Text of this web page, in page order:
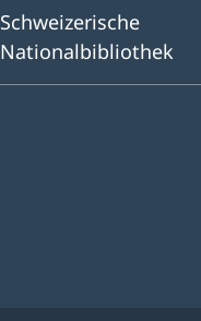
Schweizerische
Nationalbibliothek